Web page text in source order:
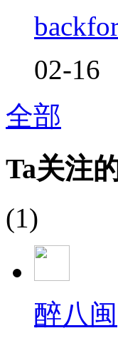
02-16
全部
Ta关注
(1)
醉八闽